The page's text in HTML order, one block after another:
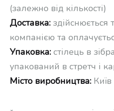
(залежно від кількості)
Доставка: здійснюється
компанією та
Упаковка: стілець в
упакований в стретч і
Місто виробництва: Київ